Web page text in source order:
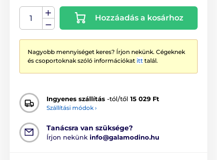
Hozzáadás a kosárhoz
Nagyobb mennyiséget keres? Írjon nekünk. Cégeknek
és csoportoknak szóló információkat itt talál.
Ingyenes szállítás -tól/től 15 029 Ft
Szállítási módok ›
Tanácsra van szüksége?
Írjon nekünk info@galamodino.hu